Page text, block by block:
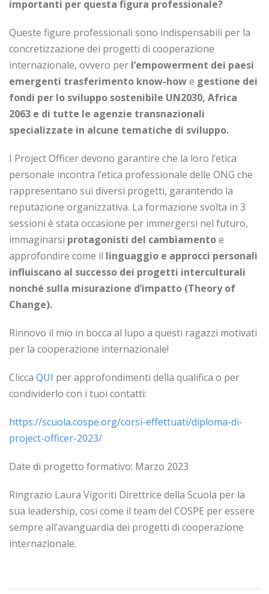
importanti per questa figura professionale?
Queste figure professionali sono indispensabili per la
concretizzazione dei progetti di cooperazione
internazionale, ovvero per l’empowerment dei paesi
emergenti trasferimento know-howe gestione dei
fondi per lo sviluppo sostenibile UN2030, Africa
2063 e di tutte le agenzie transnazionali
specializzate in alcune tematiche di sviluppo.
I Project Officer devono garantire che la loro l’etica
personale incontra l’etica professionale delle ONG che
rappresentano sui diversi progetti, garantendo la
reputazione organizzativa. La formazione svolta in 3
sessioni è stata occasione per immergersi nel futuro,
immaginarsi protagonisti del cambiamentoe
approfondire come il linguaggio e approcci personali
influiscano al successo dei progetti interculturali
nonché sulla misurazione d’impatto (Theory of
Change).
Rinnovo il mio in bocca al lupo a questi ragazzi motivati
per la cooperazione internazionale!
Clicca QUI per approfondimenti della qualifica o per
condividerlo con i tuoi contatti:
https://scuola.cospe.org/corsi-effettuati/diploma-di-
project-officer-2023/
Date di progetto formativo: Marzo 2023
Ringrazio Laura Vigoriti Direttrice della Scuola per la
sua leadership, cosi come il team del COSPE per essere
sempre all’avanguardia dei progetti di cooperazione
internazionale.